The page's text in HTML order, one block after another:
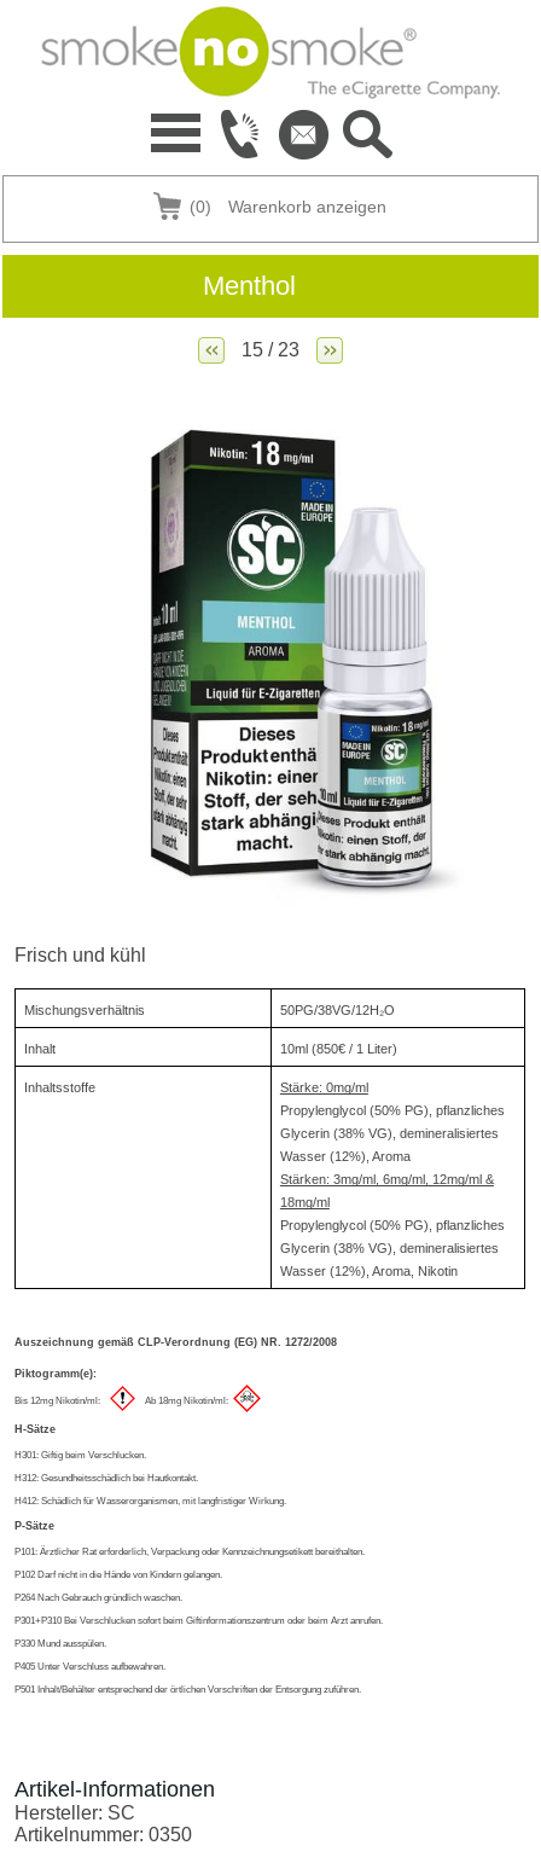
(0) Warenkorb anzeigen
Menthol
15 / 23
Frisch und kühl
Mischungsverhältnis 50PG/38VG/12H₂O
Inhalt 10ml (850€ / 1 Liter)
Inhaltsstoffe
Stärke: 0mg/ml
Propylenglycol (50% PG), pflanzliches
Glycerin (38% VG), demineralisiertes
Wasser (12%), Aroma
Stärken: 3mg/ml, 6mg/ml, 12mg/ml &
18mg/ml
Propylenglycol (50% PG), pflanzliches
Glycerin (38% VG), demineralisiertes
Wasser (12%), Aroma, Nikotin
Auszeichnung gemäß CLP-Verordnung (EG) NR. 1272/2008
Piktogramm(e):
Bis 12mg Nikotin/ml: Ab 18mg Nikotin/ml:
H-Sätze
H301: Giftig beim Verschlucken.
H312: Gesundheitsschädlich bei Hautkontakt.
H412: Schädlich für Wasserorganismen, mit langfristiger Wirkung.
P-Sätze
P101: Ärztlicher Rat erforderlich, Verpackung oder Kennzeichnungsetikett bereithalten.
P102 Darf nicht in die Hände von Kindern gelangen.
P264 Nach Gebrauch gründlich waschen.
P301+P310 Bei Verschlucken sofort beim Giftinformationszentrum oder beim Arzt anrufen.
P330 Mund ausspülen.
P405 Unter Verschluss aufbewahren.
P501 Inhalt/Behälter entsprechend der örtlichen Vorschriften der Entsorgung zuführen.
Artikel-Informationen
Hersteller: SC
Artikelnummer: 0350